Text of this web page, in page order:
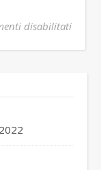
disabilitatisu